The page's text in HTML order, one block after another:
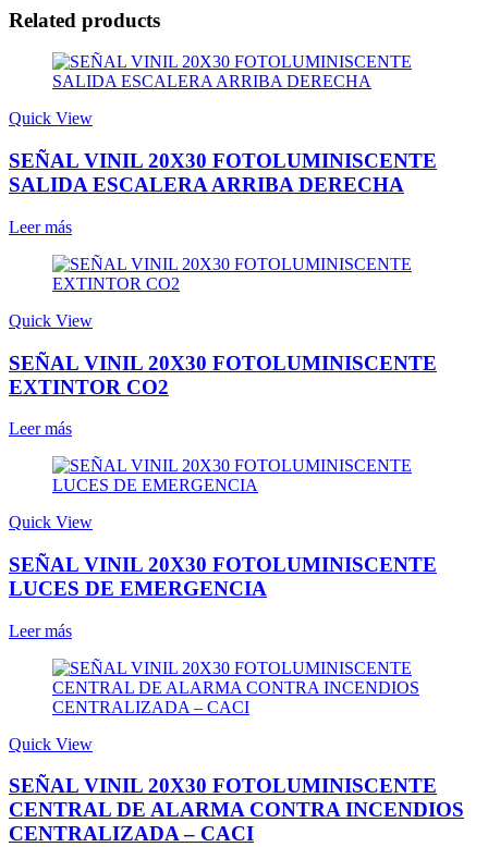
Related products
Quick View
SEÑAL VINIL 20X30 FOTOLUMINISCENTE
SALIDA ESCALERA ARRIBA DERECHA
Leer más
Quick View
SEÑAL VINIL 20X30 FOTOLUMINISCENTE
EXTINTOR CO2
Leer más
Quick View
SEÑAL VINIL 20X30 FOTOLUMINISCENTE
LUCES DE EMERGENCIA
Leer más
Quick View
SEÑAL VINIL 20X30 FOTOLUMINISCENTE
CENTRAL DE ALARMA CONTRA INCENDIOS
CENTRALIZADA – CACI